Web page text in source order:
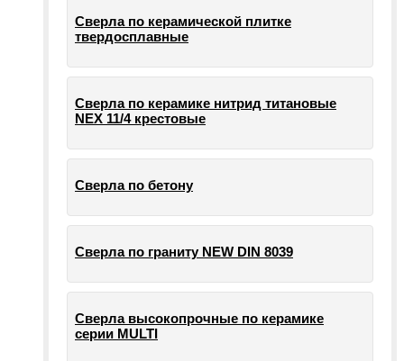
Сверла по керамической плитке
твердосплавные
Сверла по керамике нитрид титановые
NEX 11/4 крестовые
Сверла по бетону
Сверла по граниту NEW DIN 8039
Сверла высокопрочные по керамике
серии MULTI